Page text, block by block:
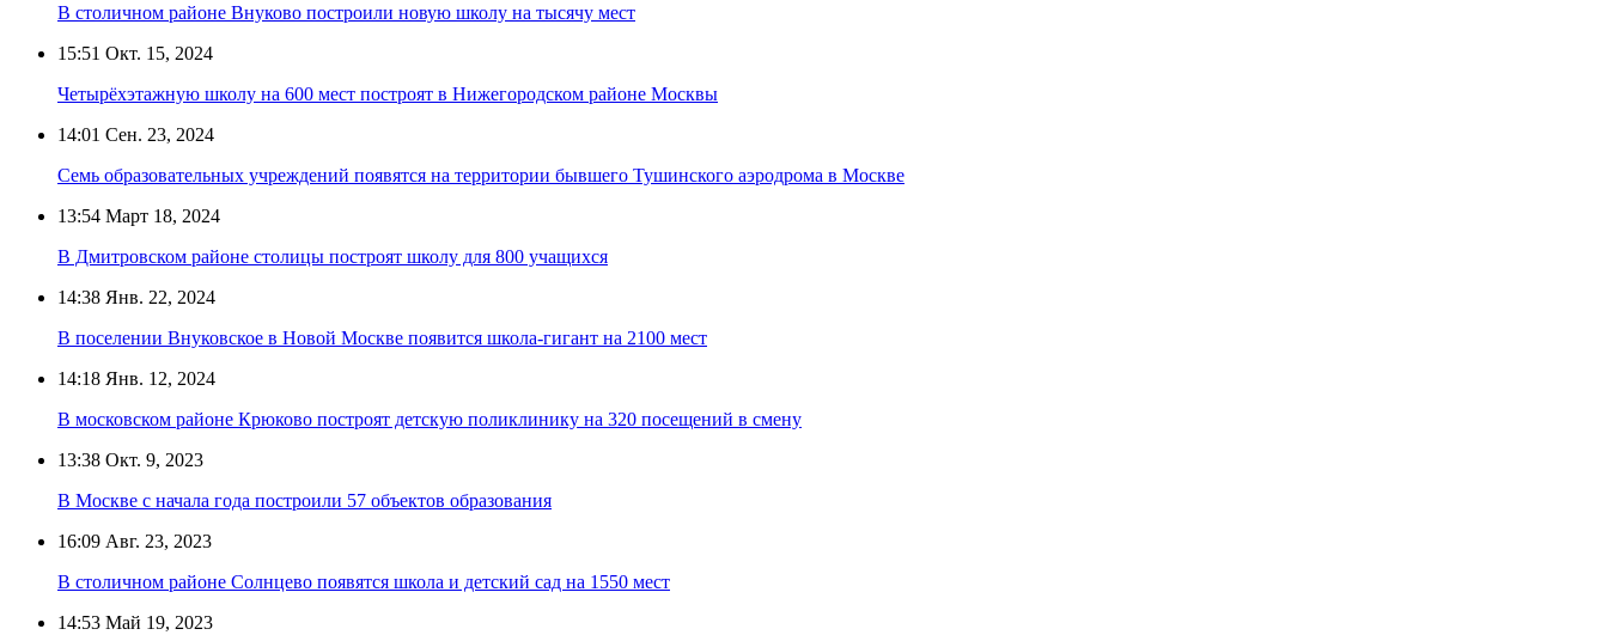
В столичном районе Внуково построили новую школу на тысячу мест
15:51 Окт. 15, 2024
Четырёхэтажную школу на 600 мест построят в Нижегородском районе Москвы
14:01 Сен. 23, 2024
Семь образовательных учреждений появятся на территории бывшего Тушинского аэродрома в Москве
13:54 Март 18, 2024
В Дмитровском районе столицы построят школу для 800 учащихся
14:38 Янв. 22, 2024
В поселении Внуковское в Новой Москве появится школа-гигант на 2100 мест
14:18 Янв. 12, 2024
В московском районе Крюково построят детскую поликлинику на 320 посещений в смену
13:38 Окт. 9, 2023
В Москве с начала года построили 57 объектов образования
16:09 Авг. 23, 2023
В столичном районе Солнцево появятся школа и детский сад на 1550 мест
14:53 Май 19, 2023